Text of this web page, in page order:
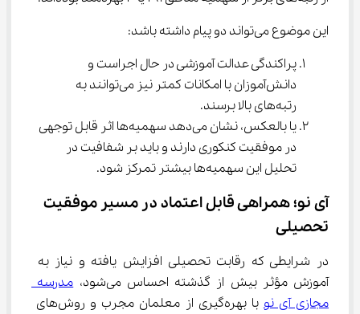
این موضوع می‌تواند دو پیام داشته باشد:
پراکندگی عدالت آموزشی در حال اجراست و
دانش‌آموزان با امکانات کمتر نیز می‌توانند به
رتبه‌های بالا برسند.
یا بالعکس، نشان می‌دهد سهمیه‌ها اثر قابل توجهی
در موفقیت کنکوری دارند و باید بر شفافیت در
تحلیل این سهمیه‌ها بیشتر تمرکز شود.
آی نو؛ همراهی قابل اعتماد در مسیر موفقیت
تحصیلی
در شرایطی که رقابت تحصیلی افزایش یافته و نیاز به
آموزش مؤثر بیش از گذشته احساس می‌شود،
مدرسه
مجازی آی نو
با بهره‌گیری از معلمان مجرب و روش‌های